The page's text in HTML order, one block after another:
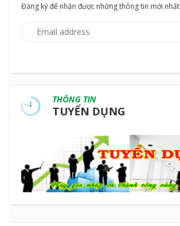
Đăng ký để nhận được những thông tin mới nhất
THÔNG TIN
TUYỂN DỤNG